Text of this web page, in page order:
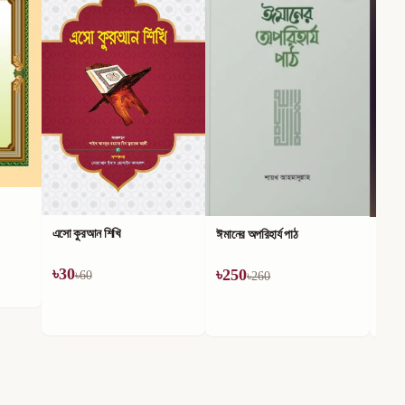
এসো কুরআন শিখি
৳30৳60
ঈমানের অপরিহার্য পাঠ
৳250৳260